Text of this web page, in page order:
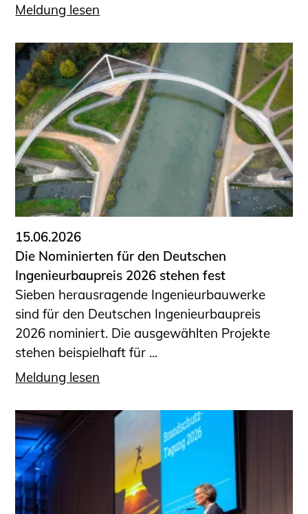
Meldung lesen
15.06.2026
Die Nominierten für den Deutschen
Ingenieurbaupreis 2026 stehen fest
Sieben herausragende Ingenieurbauwerke
sind für den Deutschen Ingenieurbaupreis
2026 nominiert. Die ausgewählten Projekte
stehen beispielhaft für ...
Meldung lesen